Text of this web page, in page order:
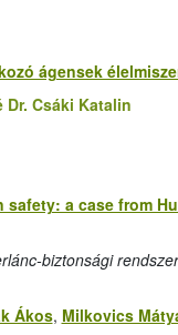
ágensek
Dr. Csáki Katalin
a case from
biztonsági
Ákos, Milkovics